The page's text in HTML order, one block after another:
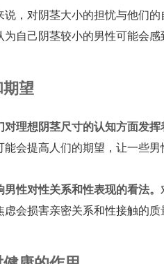
说，对阴茎大小的担忧与他们
为自己阴茎较小的男性可能会
望
理想阴茎尺寸的认知方面发挥
能会提高人们的期望，让一些
男性对性关系和性表现的看法。
虑会损害亲密关系和性接触的质